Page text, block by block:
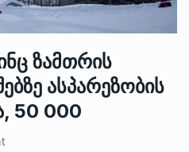
ზამთრის
ასპარეზობის
50 000